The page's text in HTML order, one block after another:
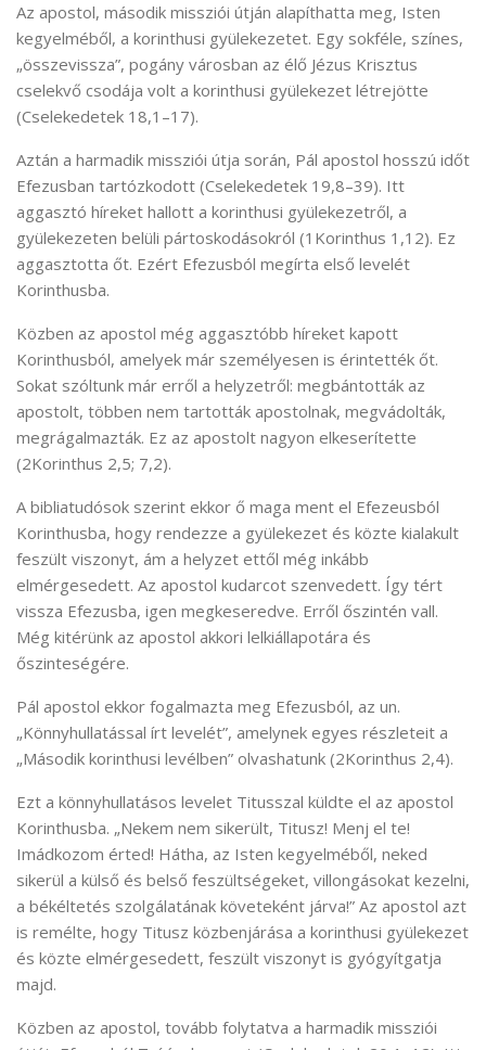
Az apostol, második missziói útján alapíthatta meg, Isten
kegyelméből, a korinthusi gyülekezetet. Egy sokféle, színes,
„összevissza”, pogány városban az élő Jézus Krisztus
cselekvő csodája volt a korinthusi gyülekezet létrejötte
(Cselekedetek 18,1–17).
Aztán a harmadik missziói útja során, Pál apostol hosszú időt
Efezusban tartózkodott (Cselekedetek 19,8–39). Itt
aggasztó híreket hallott a korinthusi gyülekezetről, a
gyülekezeten belüli pártoskodásokról (1Korinthus 1,12). Ez
aggasztotta őt. Ezért Efezusból megírta első levelét
Korinthusba.
Közben az apostol még aggasztóbb híreket kapott
Korinthusból, amelyek már személyesen is érintették őt.
Sokat szóltunk már erről a helyzetről: megbántották az
apostolt, többen nem tartották apostolnak, megvádolták,
megrágalmazták. Ez az apostolt nagyon elkeserítette
(2Korinthus 2,5; 7,2).
A bibliatudósok szerint ekkor ő maga ment el Efezeusból
Korinthusba, hogy rendezze a gyülekezet és közte kialakult
feszült viszonyt, ám a helyzet ettől még inkább
elmérgesedett. Az apostol kudarcot szenvedett. Így tért
vissza Efezusba, igen megkeseredve. Erről őszintén vall.
Még kitérünk az apostol akkori lelkiállapotára és
őszinteségére.
Pál apostol ekkor fogalmazta meg Efezusból, az un.
„Könnyhullatással írt levelét”, amelynek egyes részleteit a
„Második korinthusi levélben” olvashatunk (2Korinthus 2,4).
Ezt a könnyhullatásos levelet Titusszal küldte el az apostol
Korinthusba. „Nekem nem sikerült, Titusz! Menj el te!
Imádkozom érted! Hátha, az Isten kegyelméből, neked
sikerül a külső és belső feszültségeket, villongásokat kezelni,
a békéltetés szolgálatának követeként járva!” Az apostol azt
is remélte, hogy Titusz közbenjárása a korinthusi gyülekezet
és közte elmérgesedett, feszült viszonyt is gyógyítgatja
majd.
Közben az apostol, tovább folytatva a harmadik missziói